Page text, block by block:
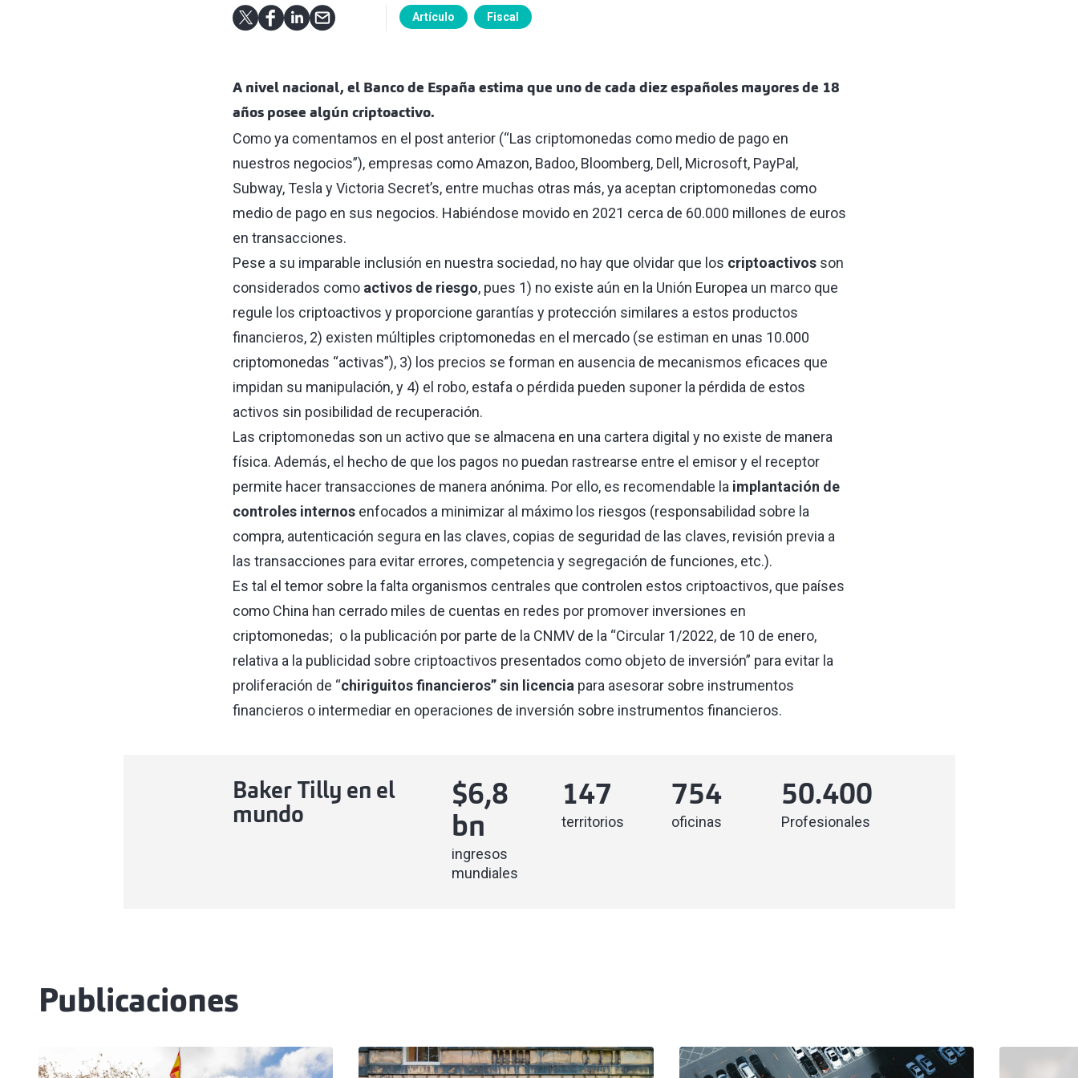
Artículo Fiscal
A nivel nacional, el Banco de España estima que uno de cada diez españoles mayores de 18
años posee algún criptoactivo.
Como ya comentamos en el post anterior (“Las criptomonedas como medio de pago en
nuestros negocios”), empresas como Amazon, Badoo, Bloomberg, Dell, Microsoft, PayPal,
Subway, Tesla y Victoria Secret’s, entre muchas otras más, ya aceptan criptomonedas como
medio de pago en sus negocios. Habiéndose movido en 2021 cerca de 60.000 millones de euros
en transacciones.
Pese a su imparable inclusión en nuestra sociedad, no hay que olvidar que los criptoactivosson
considerados como activos de riesgo, pues 1) no existe aún en la Unión Europea un marco que
regule los criptoactivos y proporcione garantías y protección similares a estos productos
financieros, 2) existen múltiples criptomonedas en el mercado (se estiman en unas 10.000
criptomonedas “activas”), 3) los precios se forman en ausencia de mecanismos eficaces que
impidan su manipulación, y 4) el robo, estafa o pérdida pueden suponer la pérdida de estos
activos sin posibilidad de recuperación.
Las criptomonedas son un activo que se almacena en una cartera digital y no existe de manera
física. Además, el hecho de que los pagos no puedan rastrearse entre el emisor y el receptor
permite hacer transacciones de manera anónima. Por ello, es recomendable la implantación de
controles internosenfocados a minimizar al máximo los riesgos (responsabilidad sobre la
compra, autenticación segura en las claves, copias de seguridad de las claves, revisión previa a
las transacciones para evitar errores, competencia y segregación de funciones, etc.).
Es tal el temor sobre la falta organismos centrales que controlen estos criptoactivos, que países
como China han cerrado miles de cuentas en redes por promover inversiones en
criptomonedas; o la publicación por parte de la CNMV de la “Circular 1/2022, de 10 de enero,
relativa a la publicidad sobre criptoactivos presentados como objeto de inversión” para evitar la
proliferación de “chiriguitos financieros” sin licencia para asesorar sobre instrumentos
financieros o intermediar en operaciones de inversión sobre instrumentos financieros.
Baker Tilly en el
mundo
$6,8
bn
ingresos
mundiales
147
territorios
754
oficinas
50.400
Profesionales
Publicaciones